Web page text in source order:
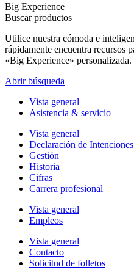
Big Experience
Buscar productos
Utilice nuestra cómoda e
rápidamente encuentra recursos
«Big Experience» personalizada.
Abrir búsqueda
Vista general
Asistencia & servicio
Vista general
Declaración de
Gestión
Historia
Cifras
Carrera profesional
Vista general
Empleos
Vista general
Contacto
Solicitud de folletos